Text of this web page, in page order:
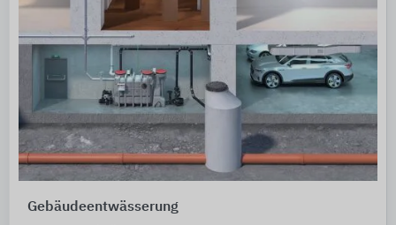
Gebäudeentwässerung